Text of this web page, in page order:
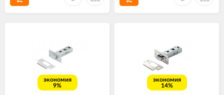
экономия
9%
экономия
14%